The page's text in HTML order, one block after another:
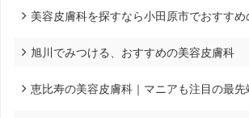
美容皮膚科を探すなら小田原市でおすすめ
旭川でみつける、おすすめの美容皮膚科
恵比寿の美容皮膚科｜マニアも注目の最先